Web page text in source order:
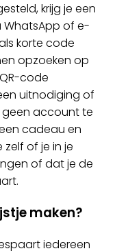
krijg je een
WhatsApp of e-
korte code
opzoeken op
code
uitnodiging of
geen account te
cadeau en
zelf of je in je
of dat je de
maken?
iedereen